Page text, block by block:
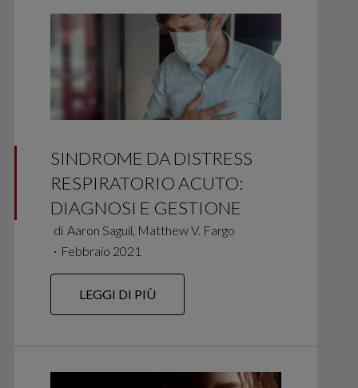
SINDROME DA DISTRESS
RESPIRATORIO ACUTO:
DIAGNOSI E GESTIONE
di Aaron Saguil, Matthew V. Fargo
∙ Febbraio 2021
LEGGI DI PIÙ